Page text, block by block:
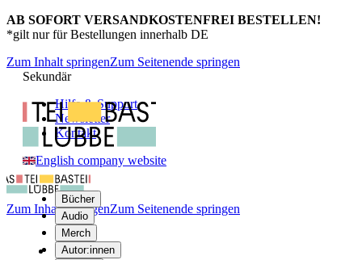
AB SOFORT VERSANDKOSTENFREI BESTELLEN!
*gilt nur für Bestellungen innerhalb DE
Zum Inhalt springenZum Seitenende springen
Sekundär
Hilfe & Support
Newsletter
Kontakt
English company website
Bücher
Audio
Merch
Autor:innen
Zum Inhalt springenZum Seitenende springen